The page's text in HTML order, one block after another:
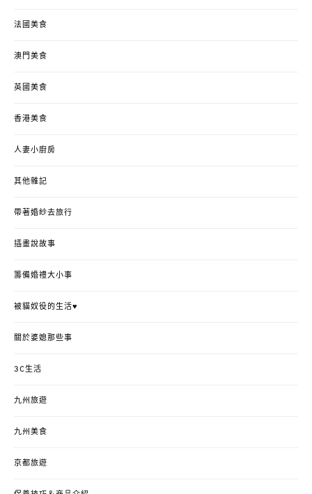
法國美食
澳門美食
英國美食
香港美食
人妻小廚房
其他雜記
帶著婚紗去旅行
插畫說故事
籌備婚禮大小事
被貓奴役的生活♥
關於婆媳那些事
3C生活
九州旅遊
九州美食
京都旅遊